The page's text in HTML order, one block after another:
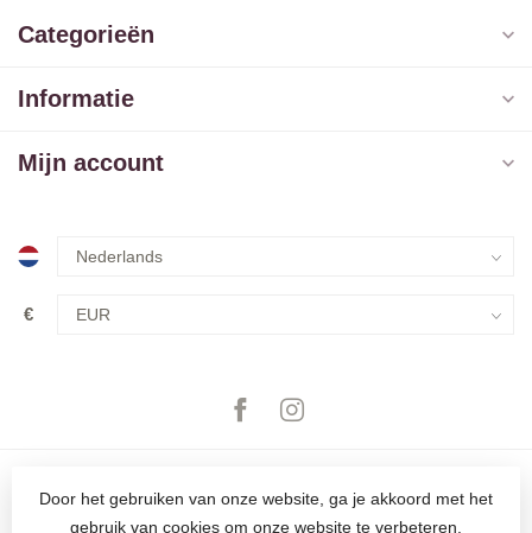
Categorieën
Informatie
Mijn account
€
Door het gebruiken van onze website, ga je akkoord met het
gebruik van cookies om onze website te verbeteren.